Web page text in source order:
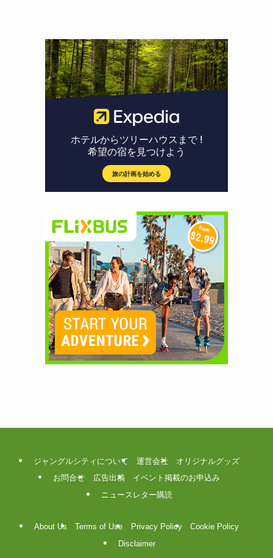
ジャングルシティについて 運営会社
オリジナルグッズ
お問合せ
広告出稿
イベント掲載のお申込み
ニュースレター購読
About Us Terms of Use Privacy Policy
Cookie Policy
Disclaimer